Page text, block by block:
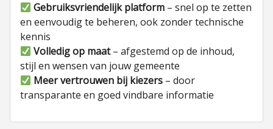
Gebruiksvriendelijk platform – snel op te zetten
en eenvoudig te beheren, ook zonder technische
kennis
Volledig op maat– afgestemd op de inhoud,
stijl en wensen van jouw gemeente
Meer vertrouwen bij kiezers – door
transparante en goed vindbare informatie